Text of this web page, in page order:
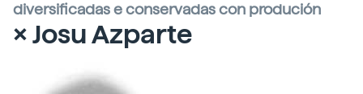
diversificadas e conservadas con produción
× Josu Azparte